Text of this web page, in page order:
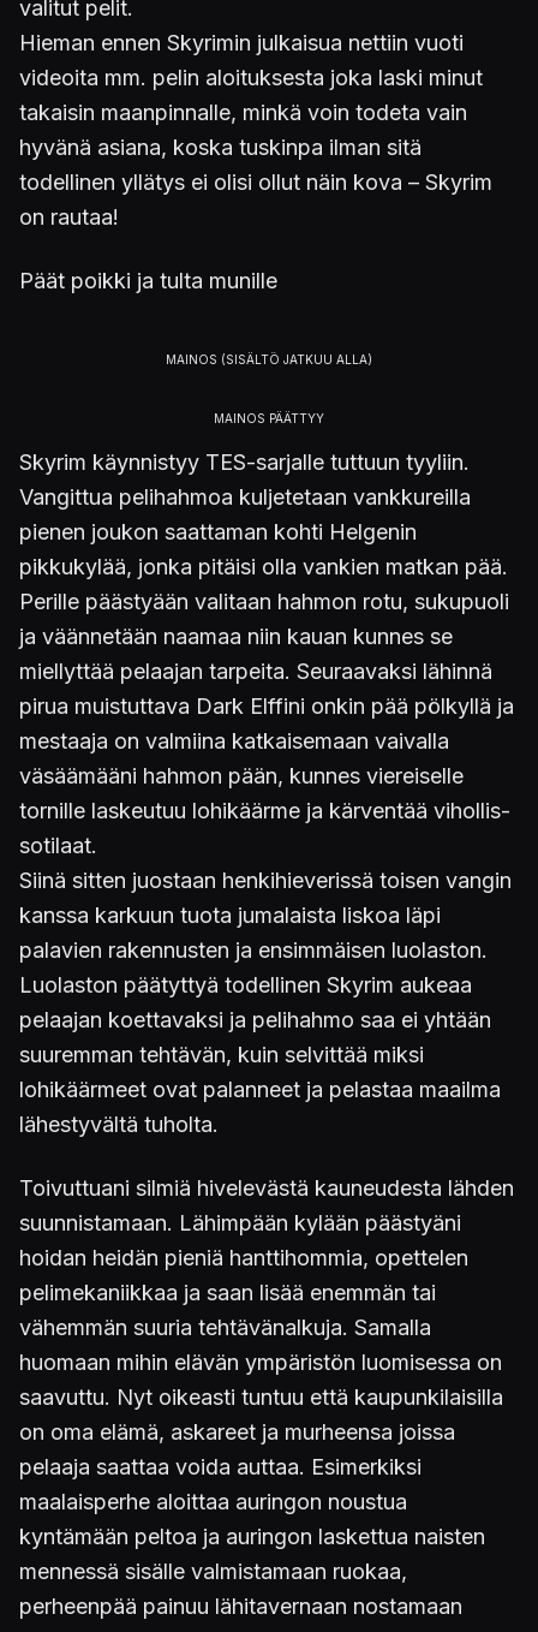
valitut pelit.
Hieman ennen Skyrimin julkaisua nettiin vuoti
videoita mm. pelin aloituksesta joka laski minut
takaisin maanpinnalle, minkä voin todeta vain
hyvänä asiana, koska tuskinpa ilman sitä
todellinen yllätys ei olisi ollut näin kova – Skyrim
on rautaa!
Päät poikki ja tulta munille
Skyrim käynnistyy TES-sarjalle tuttuun tyyliin.
Vangittua pelihahmoa kuljetetaan vankkureilla
pienen joukon saattaman kohti Helgenin
pikkukylää, jonka pitäisi olla vankien matkan pää.
Perille päästyään valitaan hahmon rotu, sukupuoli
ja väännetään naamaa niin kauan kunnes se
miellyttää pelaajan tarpeita. Seuraavaksi lähinnä
pirua muistuttava Dark Elffini onkin pää pölkyllä ja
mestaaja on valmiina katkaisemaan vaivalla
väsäämääni hahmon pään, kunnes viereiselle
tornille laskeutuu lohikäärme ja kärventää vihollis-
sotilaat.
Siinä sitten juostaan henkihieverissä toisen vangin
kanssa karkuun tuota jumalaista liskoa läpi
palavien rakennusten ja ensimmäisen luolaston.
Luolaston päätyttyä todellinen Skyrim aukeaa
pelaajan koettavaksi ja pelihahmo saa ei yhtään
suuremman tehtävän, kuin selvittää miksi
lohikäärmeet ovat palanneet ja pelastaa maailma
lähestyvältä tuholta.
Toivuttuani silmiä hivelevästä kauneudesta lähden
suunnistamaan. Lähimpään kylään päästyäni
hoidan heidän pieniä hanttihommia, opettelen
pelimekaniikkaa ja saan lisää enemmän tai
vähemmän suuria tehtävänalkuja. Samalla
huomaan mihin elävän ympäristön luomisessa on
saavuttu. Nyt oikeasti tuntuu että kaupunkilaisilla
on oma elämä, askareet ja murheensa joissa
pelaaja saattaa voida auttaa. Esimerkiksi
maalaisperhe aloittaa auringon noustua
kyntämään peltoa ja auringon laskettua naisten
mennessä sisälle valmistamaan ruokaa,
perheenpää painuu lähitavernaan nostamaan